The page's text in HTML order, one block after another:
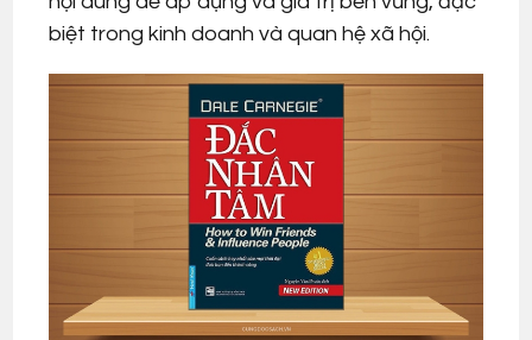
biệt trong kinh doanh và quan hệ xã hội.